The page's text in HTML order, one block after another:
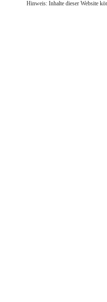
Hinweis: Inhalte dieser Website